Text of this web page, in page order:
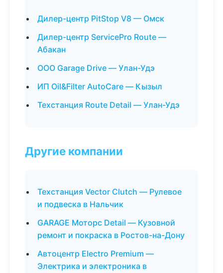
Дилер-центр PitStop V8 — Омск
Дилер-центр ServicePro Route —
Абакан
ООО Garage Drive — Улан-Удэ
ИП Oil&Filter AutoCare — Кызыл
Техстанция Route Detail — Улан-Удэ
Другие компании
Техстанция Vector Clutch — Рулевое
и подвеска в Нальчик
GARAGE Моторс Detail — Кузовной
ремонт и покраска в Ростов-на-Дону
Автоцентр Electro Premium —
Электрика и электроника в